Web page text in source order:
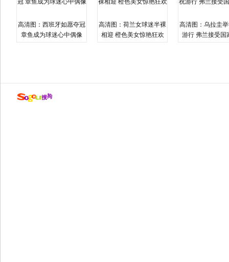
高清图：西班牙如愿夺冠
章鱼成为球迷心中偶像
高清图：荷兰女球迷半裸
相迎 橙色美女惊艳狂欢
高清图：乌拉圭
游行 弗兰接受国